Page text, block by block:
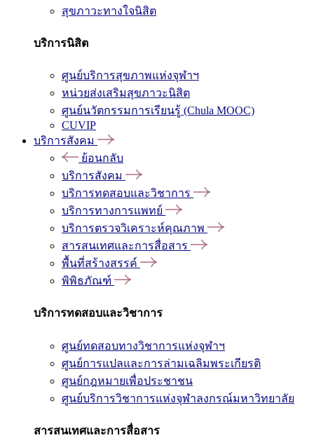
สุขภาวะทางใจนิสิต
บริการนิสิต
ศูนย์บริการสุขภาพแห่งจุฬาฯ
หน่วยส่งเสริมสุขภาวะนิสิต
ศูนย์นวัตกรรมการเรียนรู้ (Chula MOOC)
CUVIP
บริการสังคม
ย้อนกลับ
บริการสังคม
บริการทดสอบและวิชาการ
บริการทางการแพทย์
บริการตรวจวิเคราะห์คุณภาพ
สารสนเทศและการสื่อสาร
พื้นที่สร้างสรรค์
พิพิธภัณฑ์
บริการทดสอบและวิชาการ
ศูนย์ทดสอบทางวิชาการแห่งจุฬาฯ
ศูนย์การแปลและการล่ามเฉลิมพระเกียรติ
ศูนย์กฎหมายเพื่อประชาชน
ศูนย์บริการวิชาการแห่งจุฬาลงกรณ์มหาวิทยาลัย
สารสนเทศและการสื่อสาร